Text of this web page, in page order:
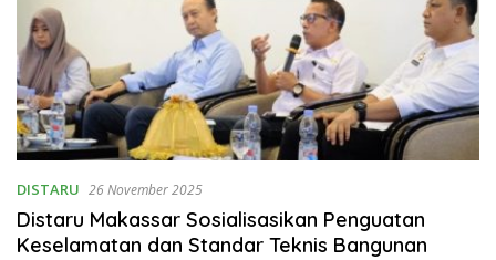
DISTARU 26 November 2025
Distaru Makassar Sosialisasikan Penguatan
Keselamatan dan Standar Teknis Bangunan